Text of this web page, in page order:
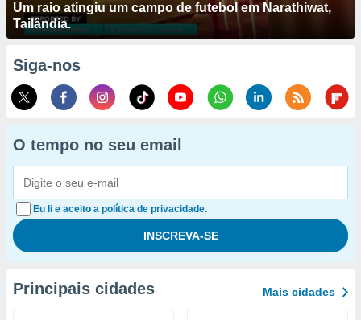
Um raio atingiu um campo de futebol em Narathiwat,
Tailândia.
Siga-nos
O tempo no seu email
Eu li e aceito a política de privacidade.
Principais cidades Mais cidades